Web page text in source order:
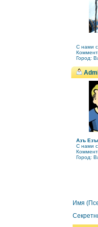
C нами
Город:
Азъ
C нами
Город:
Имя